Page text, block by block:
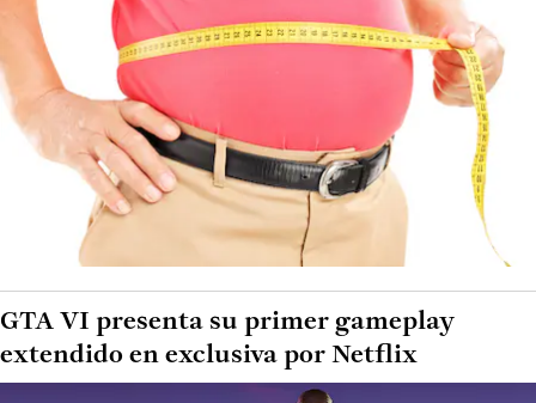
GTA VI presenta su primer gameplay
extendido en exclusiva por Netflix